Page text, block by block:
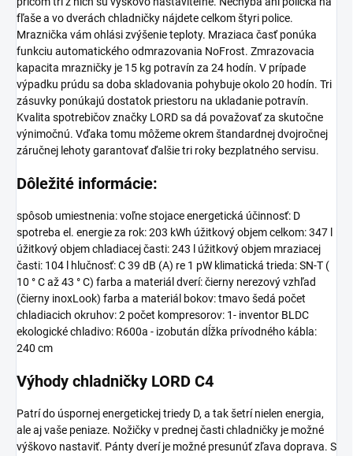
fľaše a vo dverách chladničky nájdete celkom štyri police.
Mraznička vám ohlási zvýšenie teploty. Mraziaca časť ponúka
funkciu automatického odmrazovania NoFrost. Zmrazovacia
kapacita mrazničky je 15 kg potravín za 24 hodín. V prípade
výpadku prúdu sa doba skladovania pohybuje okolo 20 hodín. Tri
zásuvky ponúkajú dostatok priestoru na ukladanie potravín.
Kvalita spotrebičov značky LORD sa dá považovať za skutočne
výnimočnú. Vďaka tomu môžeme okrem štandardnej dvojročnej
záručnej lehoty garantovať ďalšie tri roky bezplatného servisu.
Dôležité informácie:
spôsob umiestnenia: voľne stojace energetická účinnosť: D
spotreba el. energie za rok: 203 kWh úžitkový objem celkom: 347 l
úžitkový objem chladiacej časti: 243 l úžitkový objem mraziacej
časti: 104 l hlučnosť: C 39 dB (A) re 1 pW klimatická trieda: SN-T (
10 ° C až 43 ° C) farba a materiál dverí: čierny nerezový vzhľad
(čierny inoxLook) farba a materiál bokov: tmavo šedá počet
chladiacich okruhov: 2 počet kompresorov: 1- inventor BLDC
ekologické chladivo: R600a - izobután dĺžka prívodného kábla:
240 cm
Výhody chladničky LORD C4
Patrí do úspornej energetickej triedy D, a tak šetrí nielen energia,
ale aj vaše peniaze. Nožičky v prednej časti chladničky je možné
výškovo nastaviť. Pánty dverí je možné presunúť zľava doprava. S